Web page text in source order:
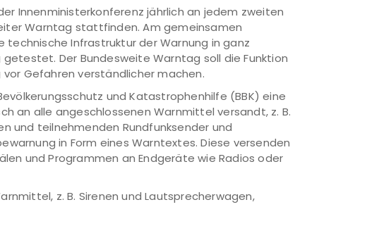
Innenministerkonferenz jährlich an jedem zweiten
Warntag stattfinden. Am gemeinsamen
technische Infrastruktur der Warnung in ganz
Der Bundesweite Warntag soll die Funktion
Gefahren verständlicher machen.
und Katastrophenhilfe (BBK) eine
an alle angeschlossenen Warnmittel versandt, z. B.
und teilnehmenden Rundfunksender und
in Form eines Warntextes. Diese versenden
und Programmen an Endgeräte wie Radios oder
z. B. Sirenen und Lautsprecherwagen,